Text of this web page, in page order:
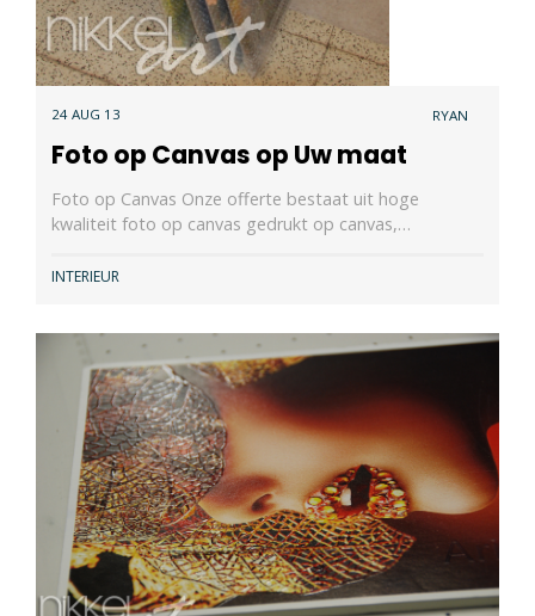
24 AUG 13 RYAN
Foto op Canvas op Uw maat
Foto op Canvas Onze offerte bestaat uit hoge
kwaliteit foto op canvas gedrukt op canvas,…
INTERIEUR